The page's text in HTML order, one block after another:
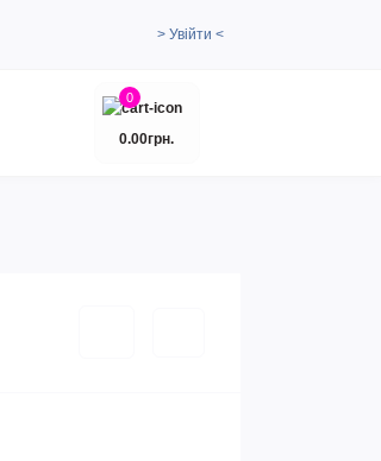
> Увійти <
0
0.00грн.